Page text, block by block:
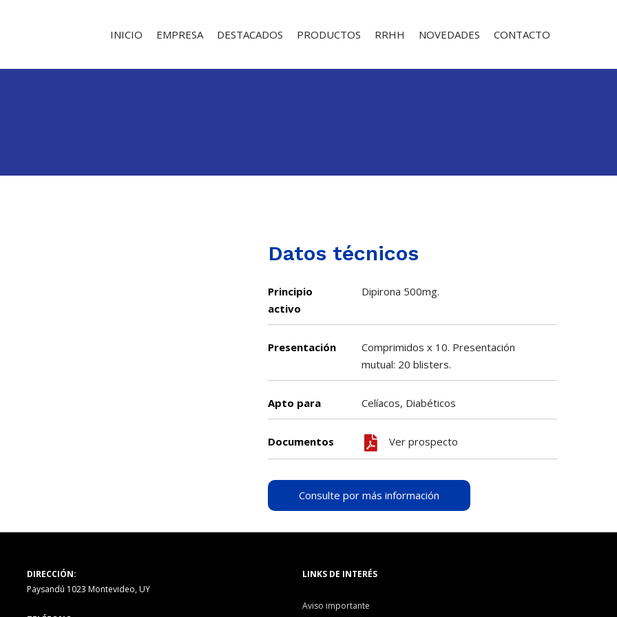
INICIO EMPRESA DESTACADOS PRODUCTOS RRHH NOVEDADES CONTACTO
Datos técnicos
Principio
activo
Dipirona 500mg.
Presentación
Comprimidos x 10. Presentación
mutual: 20 blisters.
Apto para Celíacos, Diabéticos
Documentos Ver prospecto
Consulte por más información
DIRECCIÓN:
Paysandú 1023 Montevideo, UY
LINKS DE INTERÉS
Aviso importante